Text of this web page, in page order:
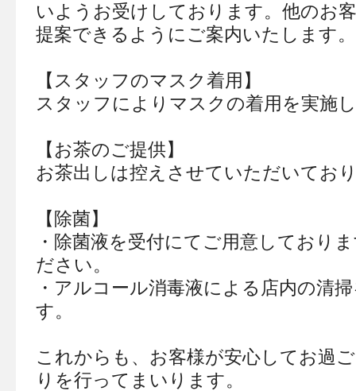
いようお受けしております。他のお
提案できるようにご案内いたします。
【スタッフのマスク着用】
スタッフによりマスクの着用を実施
【お茶のご提供】
お茶出しは控えさせていただいてお
【除菌】
・除菌液を受付にてご用意しており
ださい。
・アルコール消毒液による店内の清
す。
これからも、お客様が安心してお過
りを行ってまいります。